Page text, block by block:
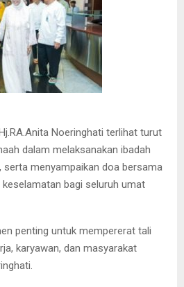
Noeringhati terlihat turut
dalam melaksanakan ibadah
serta menyampaikan doa bersama
bagi seluruh umat
penting untuk mempererat tali
karyawan, dan masyarakat